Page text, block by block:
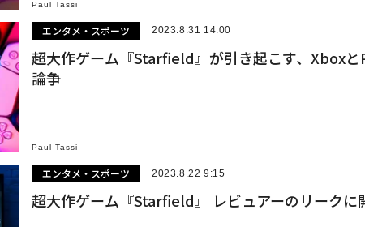
Paul Tassi
エンタメ・スポーツ 2023.8.31 14:00
超大作ゲーム『Starfield』が引き起こす、Xboxと
論争
Paul Tassi
エンタメ・スポーツ 2023.8.22 9:15
超大作ゲーム『Starfield』 レビュアーのリークに